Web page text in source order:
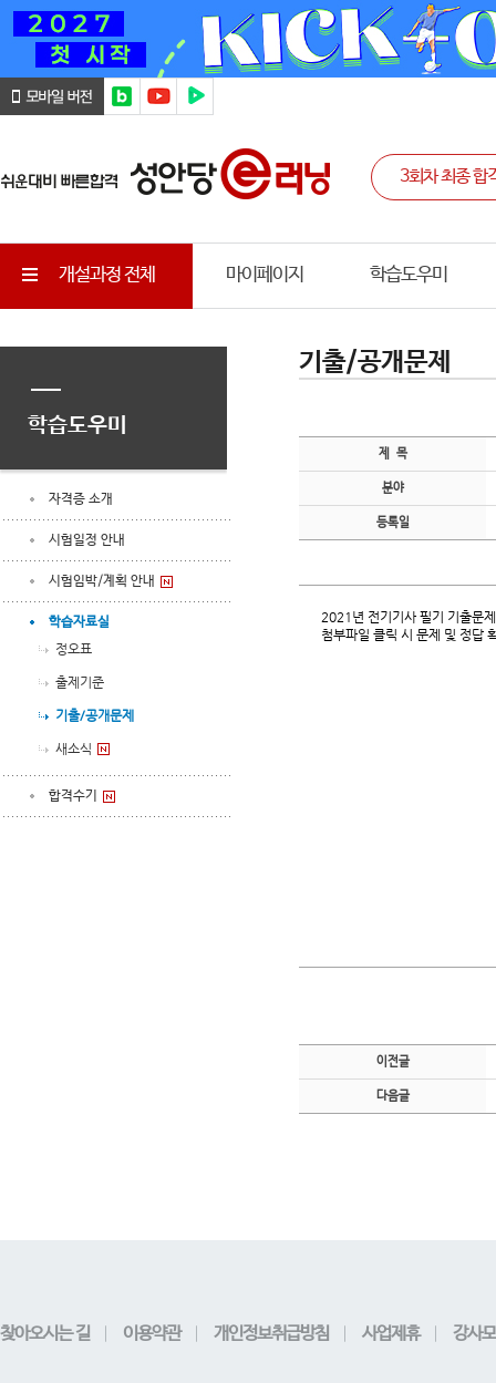
개설과정 전체 마이페이지 학습도우미
학습도우미
자격증 소개
시험일정 안내
시험임박/계획 안내
학습자료실
정오표
출제기준
기출/공개문제
새소식
합격수기
기출/공개문제
제 목
분야
등록일
2021년 전기기사 필기 기출문
첨부파일 클릭 시 문제 및 정답
이전글
다음글
찾아오시는 길 이용약관 개인정보취급방침 사업제휴 강사